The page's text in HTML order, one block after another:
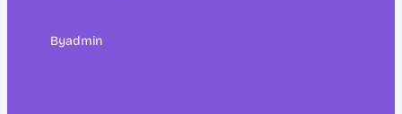
Byadmin